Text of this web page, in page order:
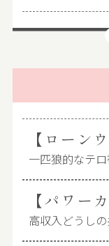
【ローン
一匹狼的なテロ
【パワー
高収入どうしの